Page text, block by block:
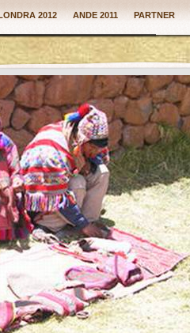
2012 ANDE 2011 PARTNER